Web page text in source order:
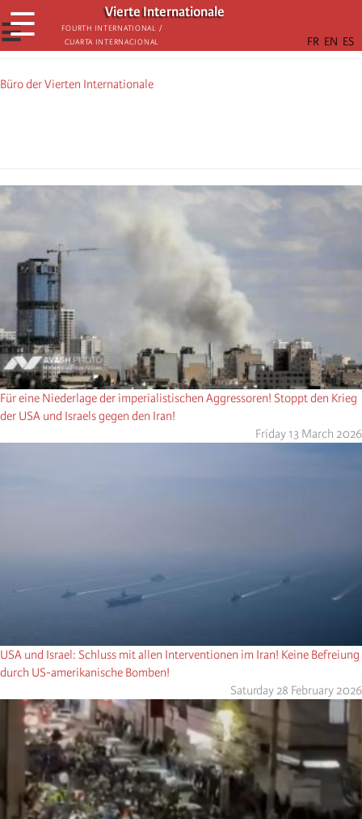
Skip
to
main
Vierte Internationale
Fourth International /
Cuarta Internacional
☰
☰
Büro der Vierten Internationale
Für eine Niederlage der imperialistischen Aggressoren! Stoppt den Krieg
der USA und Israels gegen den Iran!
Friday 13 March 2026
USA und Israel: Schluss mit allen Interventionen im Iran! Keine Befreiung
durch US-amerikanische Bomben!
Saturday 28 February 2026